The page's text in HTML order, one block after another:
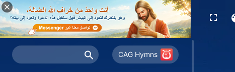
CAG Hymns
96 أحماء الله فقط جديرون بخدمته
97 تمثَّل بالربِّ يسوع